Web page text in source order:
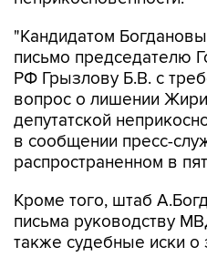
"Кандидатом
письмо председателю
РФ Грызлову Б.В. с
вопрос о лишении
депутатской
в сообщении пресс-
распространенном в
Кроме того, штаб
письма руководству
также судебные иски о